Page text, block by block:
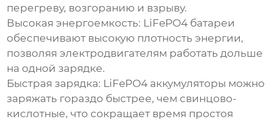
перегреву, возгоранию и взрыву.
Высокая энергоемкость: LiFePO4 батареи
обеспечивают высокую плотность энергии,
позволяя электродвигателям работать дольше
на одной зарядке.
Быстрая зарядка: LiFePO4 аккумуляторы можно
заряжать гораздо быстрее, чем свинцово-
кислотные, что сокращает время простоя